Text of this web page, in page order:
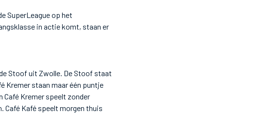
SuperLeague op het
in actie komt, staan er
Stoof uit Zwolle. De Stoof staat
Kremer staan maar één puntje
Café Kremer speelt zonder
Café Kafé speelt morgen thuis